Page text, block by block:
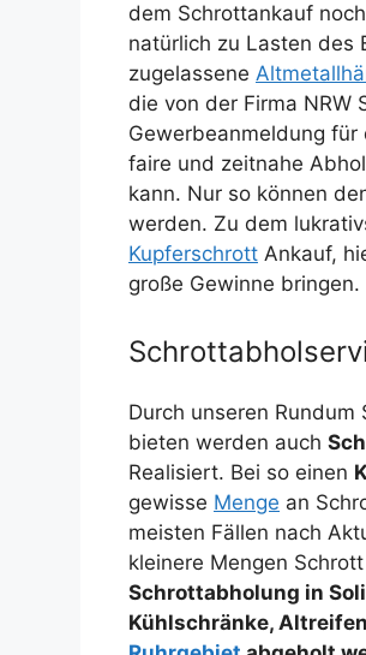
dem Schrottankauf
natürlich zu Lasten des
zugelassene
die von der Firma NRW
Gewerbeanmeldung
faire und zeitnahe
kann. Nur so können
werden. Zu dem
Kupferschrott Ankauf,
große Gewinne bringen.
Durch unseren
bieten werden auch
Realisiert. Bei so einen
gewisse Menge an
meisten Fällen nach
kleinere Mengen
Schrottabholung in
Kühlschränke,